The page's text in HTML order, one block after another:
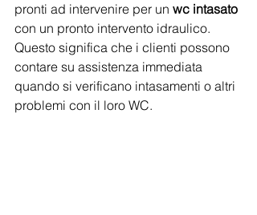
pronti ad intervenire per un wc intasato
con un pronto intervento idraulico.
Questo significa che i clienti possono
contare su assistenza immediata
quando si verificano intasamenti o altri
problemi con il loro WC.